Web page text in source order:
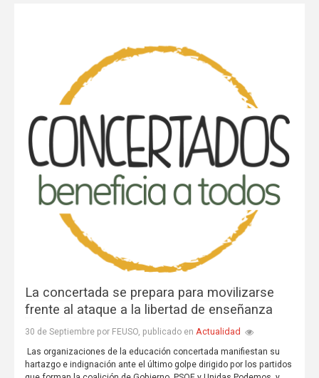
La concertada se prepara para movilizarse
frente al ataque a la libertad de enseñanza
30 de Septiembre por FEUSO, publicado en Actualidad
Las organizaciones de la educación concertada manifiestan su
hartazgo e indignación ante el último golpe dirigido por los partidos